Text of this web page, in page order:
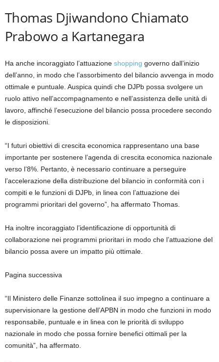
Thomas Djiwandono Chiamato
Prabowo a Kartanegara
Ha anche incoraggiato l’attuazione shopping governo dall’inizio
dell’anno, in modo che l’assorbimento del bilancio avvenga in modo
ottimale e puntuale. Auspica quindi che DJPb possa svolgere un
ruolo attivo nell’accompagnamento e nell’assistenza delle unità di
lavoro, affinché l’esecuzione del bilancio possa procedere secondo
le disposizioni.
“I futuri obiettivi di crescita economica rappresentano una base
importante per sostenere l’agenda di crescita economica nazionale
verso l’8%. Pertanto, è necessario continuare a perseguire
l’accelerazione della distribuzione del bilancio in conformità con i
compiti e le funzioni di DJPb, in linea con l’attuazione dei
programmi prioritari del governo”, ha affermato Thomas.
Ha inoltre incoraggiato l’identificazione di opportunità di
collaborazione nei programmi prioritari in modo che l’attuazione del
bilancio possa avere un impatto più ottimale.
Pagina successiva
“Il Ministero delle Finanze sottolinea il suo impegno a continuare a
supervisionare la gestione dell’APBN in modo che funzioni in modo
responsabile, puntuale e in linea con le priorità di sviluppo
nazionale in modo che possa fornire benefici ottimali per la
comunità”, ha affermato.